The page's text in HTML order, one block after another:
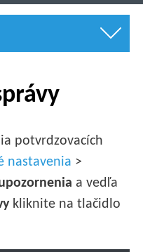
potvrdzovacích
nastavenia >
a vedľa
kliknite na tlačidlo